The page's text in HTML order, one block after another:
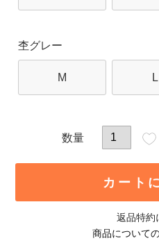
杢グレー
M L
カート
返品特約
商品について